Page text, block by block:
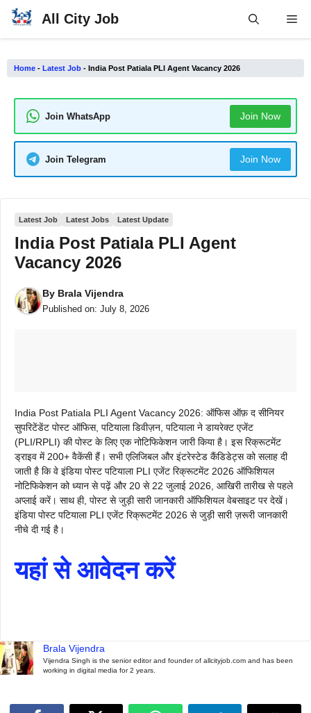
Skip
All City Job
Home - Latest Job - India Post Patiala PLI Agent Vacancy 2026
Join WhatsApp Join Now
Join Telegram Join Now
Latest Job Latest Jobs Latest Update
India Post Patiala PLI Agent
Vacancy 2026
By Brala Vijendra
Published on: July 8, 2026
India Post Patiala PLI Agent Vacancy 2026: ऑफिस ऑफ़ द सीनियर
सुपरिटेंडेंट पोस्ट ऑफिस, पटियाला डिवीज़न, पटियाला ने डायरेक्ट एजेंट
(PLI/RPLI) की पोस्ट के लिए एक नोटिफिकेशन जारी किया है। इस रिक्रूटमेंट
ड्राइव में 200+ वैकेंसी हैं। सभी एलिजिबल और इंटरेस्टेड कैंडिडेट्स को सलाह दी
जाती है कि वे इंडिया पोस्ट पटियाला PLI एजेंट रिक्रूटमेंट 2026 ऑफिशियल
नोटिफिकेशन को ध्यान से पढ़ें और 20 से 22 जुलाई 2026, आखिरी तारीख से पहले
अप्लाई करें। साथ ही, पोस्ट से जुड़ी सारी जानकारी ऑफिशियल वेबसाइट पर देखें।
इंडिया पोस्ट पटियाला PLI एजेंट रिक्रूटमेंट 2026 से जुड़ी सारी ज़रूरी जानकारी
नीचे दी गई है।
यहां से आवेदन करें
Brala Vijendra
Vijendra Singh is the senior editor and founder of allcityjob.com and has been
working in digital media for 2 years.